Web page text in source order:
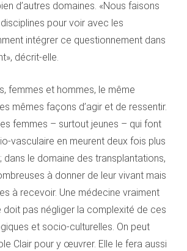
d’autres domaines. «Nous faisons
pour voir avec les
intégrer ce questionnement dans
décrit-elle.
femmes et hommes, le même
mêmes façons d’agir et de ressentir.
femmes – surtout jeunes – qui font
vasculaire en meurent deux fois plus
dans le domaine des transplantations,
à donner de leur vivant mais
à recevoir. Une médecine vraiment
doit pas négliger la complexité de ces
et socio-culturelles. On peut
Clair pour y œuvrer. Elle le fera aussi